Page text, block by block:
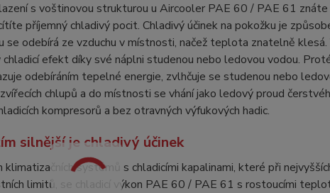
s voštinovou strukturou u Aircooler PAE 60 / PAE 61 znáte
příjemný chladivý pocit. Chladivý účinek na pokožku je
odebírá ze vzduchu v místnosti, načež teplota znatelně
efekt díky své náplni studenou nebo ledovou vodou.
odebíráním tepelné energie, zvlhčuje se studenou nebo
chlupů a do místnosti se vhání jako ledový proud
kompresorů a bez otravných výfukových hadic.
silnější je chladivý účinek
klimatizačních systémů s chladicími kapalinami, které při
limitů, se chladicí výkon PAE 60 / PAE 61 s rostoucími